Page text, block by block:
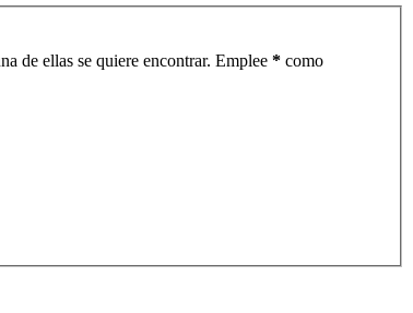
de ellas se quiere encontrar. Emplee * como